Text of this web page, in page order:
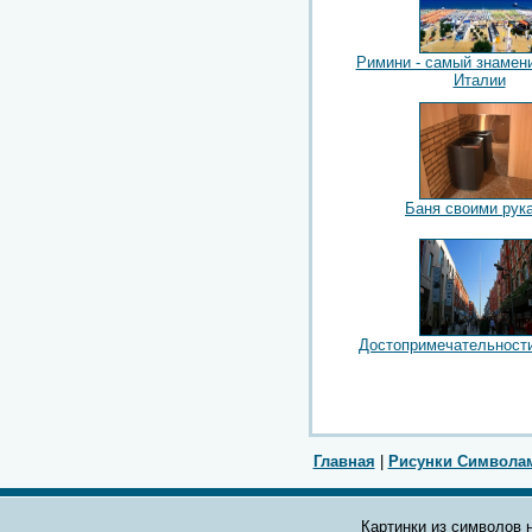
Римини - самый
Италии
Баня своими
Главная Рисунки
Картинки из символов